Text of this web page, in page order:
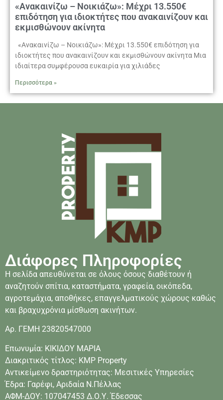
«Ανακαινίζω – Νοικιάζω»: Μέχρι 13.550€
επιδότηση για ιδιοκτήτες που ανακαινίζουν και
εκμισθώνουν ακίνητα
«Ανακαινίζω – Νοικιάζω»: Μέχρι 13.550€ επιδότηση για
ιδιοκτήτες που ανακαινίζουν και εκμισθώνουν ακίνητα Μια
ιδιαίτερα συμφέρουσα ευκαιρία για χιλιάδες
Περισσότερα »
Διάφορες Πληροφορίες
Η σελίδα απευθύνεται σε όλους όσους διαθέτουν ή
αναζητούν σπίτια, καταστήματα, γραφεία, οικόπεδα,
αγροτεμάχια, αποθήκες, επαγγελματικούς χώρους καθώς
και βραχυχρόνια μίσθωση ακινήτων.
Αρ. ΓΕΜΗ 23820547000
Επωνυμία: ΚΙΚΙΔΟΥ ΜΑΡΙΑ
Διακριτικός τίτλος: KMP Property
Αντικείμενο δραστηριότητας: Μεσιτικές Υπηρεσίες
Έδρα: Γαρέφι, Αριδαία Ν.Πέλλας
ΑΦΜ-ΔΟΥ: 107047453 Δ.Ο.Υ. Έδεσσας